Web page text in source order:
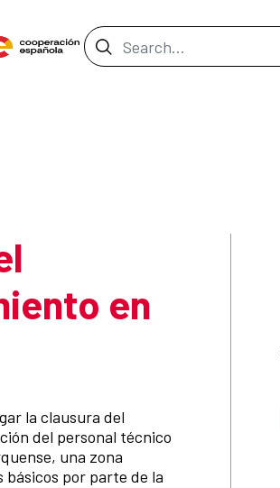
Search Bar
en
la clausura del
del personal técnico
una zona
básicos por parte de la